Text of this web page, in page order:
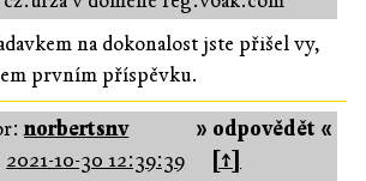
na dokonalost jste přišel vy,
prvním příspěvku.
» odpovědět «
norbertsnv
2021-10-30 12:39:39
[↑]